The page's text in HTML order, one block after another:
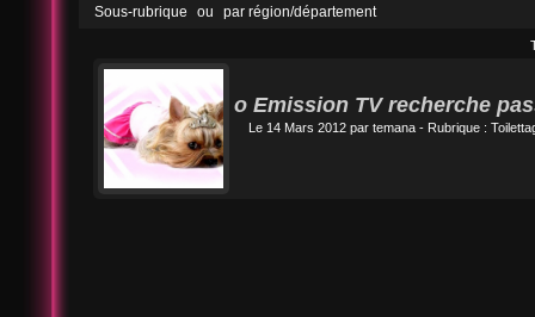
Sous-rubrique ou par région/département
o Emission TV recherche
Le 14 Mars 2012 par temana - Rubrique :